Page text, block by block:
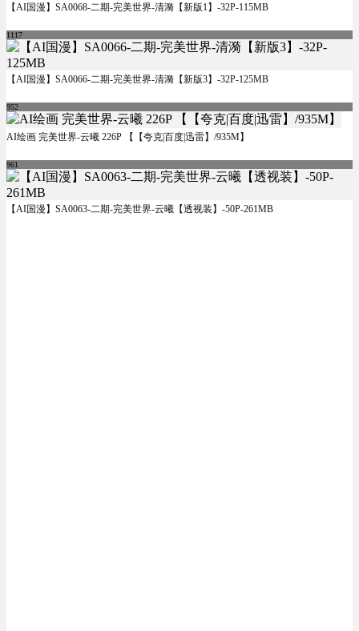
【AI国漫】SA0068-二期-完美世界-清漪【新版1】-32P-115MB
1117
【AI国漫】SA0066-二期-完美世界-清漪【新版3】-32P-125MB
952
AI绘画 完美世界-云曦 226P 【【夸克|百度|迅雷】/935M】
961
【AI国漫】SA0063-二期-完美世界-云曦【透视装】-50P-261MB